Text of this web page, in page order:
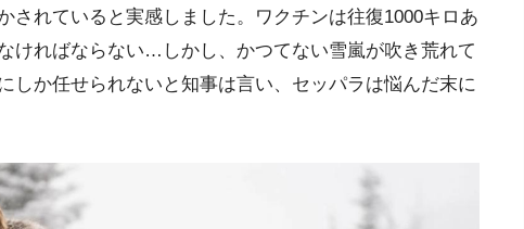
されていると実感しました。ワクチンは往復1000キロあ
ければならない…しかし、かつてない雪嵐が吹き荒れて
しか任せられないと知事は言い、セッパラは悩んだ末に